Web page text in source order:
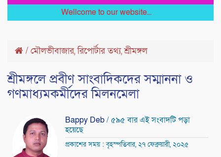
Wellcome to our website...
/ মৌলভীবাজার,রিপোর্টার তথ্য,শ্রীমঙ্গল
শ্রীমঙ্গলে প্রবীণ সাংবাদিকদের সম্মাননা ও
গণমাধ্যমকর্মীদের মিলনমেলা
Bappy Deb/ ৫৯৫ বার এই সংবাদটি পড়া
হয়েছে
প্রকাশের সময় : বৃহস্পতিবার, ২৭ ফেব্রুয়ারী, ২০২৫